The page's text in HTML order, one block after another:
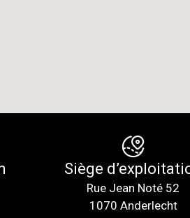
Siège
Rue Jean Noté 52
1070 Anderlecht